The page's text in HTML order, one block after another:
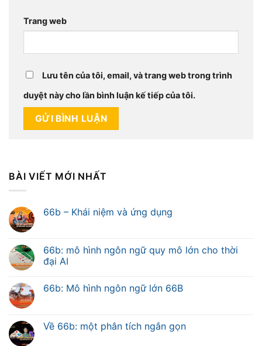
Trang web
Lưu tên của tôi, email, và trang web trong trình
duyệt này cho lần bình luận kế tiếp của tôi.
BÀI VIẾT MỚI NHẤT
66b – Khái niệm và ứng dụng
66b: mô hình ngôn ngữ quy mô lớn cho thời
đại AI
66b: Mô hình ngôn ngữ lớn 66B
Về 66b: một phân tích ngắn gọn